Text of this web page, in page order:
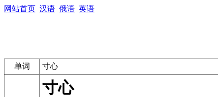
网站首页 汉语 俄语 英语
单词 寸心
寸心